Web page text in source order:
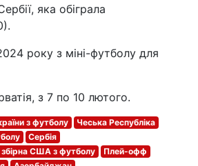
яка обіграла
року з міні-футболу для
з 7 по 10 лютого.
з футболу
Чеська Республіка
Сербія
збірна США з футболу
Плей-офф